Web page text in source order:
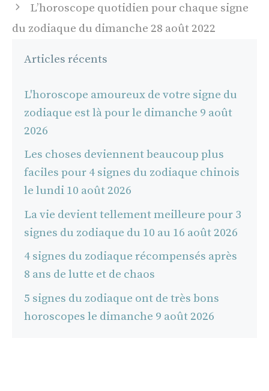
L’horoscope quotidien pour chaque signe
du zodiaque du dimanche 28 août 2022
Articles récents
L'horoscope amoureux de votre signe du
zodiaque est là pour le dimanche 9 août
2026
Les choses deviennent beaucoup plus
faciles pour 4 signes du zodiaque chinois
le lundi 10 août 2026
La vie devient tellement meilleure pour 3
signes du zodiaque du 10 au 16 août 2026
4 signes du zodiaque récompensés après
8 ans de lutte et de chaos
5 signes du zodiaque ont de très bons
horoscopes le dimanche 9 août 2026